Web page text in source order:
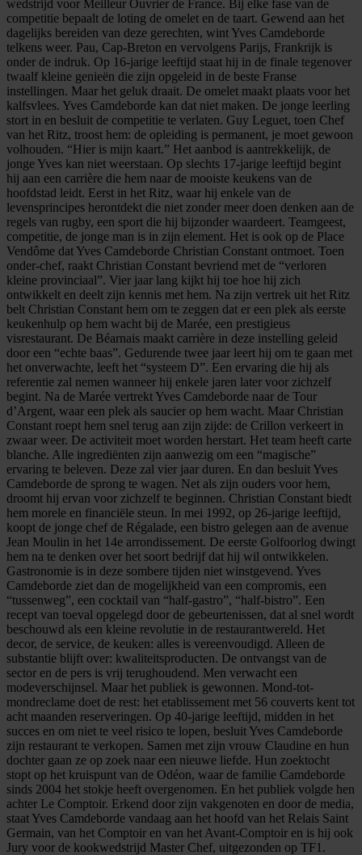
wedstrijd voor Meilleur Ouvrier de France. Bij elke fase van de
competitie bepaalt de loting de omelet en de taart. Gewend aan het
dagelijks bereiden van deze gerechten, wint Yves Camdeborde
telkens weer. Pau, Cap-Breton en vervolgens Parijs, Frankrijk is
onder de indruk. Op 16-jarige leeftijd staat hij in de finale tegenover
twaalf kleine genieën die zijn opgeleid in de beste Franse
instellingen. Maar het geluk draait. De omelet maakt plaats voor het
kalfsvlees. Yves Camdeborde kan dat niet maken. De jonge leerling
stort in en besluit de competitie te verlaten. Guy Leguet, toen Chef
van het Ritz, troost hem: de opleiding is permanent, je moet gewoon
volhouden. “Hier is mijn kaart.” Het aanbod is aantrekkelijk, de
jonge Yves kan niet weerstaan. Op slechts 17-jarige leeftijd begint
hij aan een carrière die hem naar de mooiste keukens van de
hoofdstad leidt. Eerst in het Ritz, waar hij enkele van de
levensprincipes herontdekt die niet zonder meer doen denken aan de
regels van rugby, een sport die hij bijzonder waardeert. Teamgeest,
competitie, de jonge man is in zijn element. Het is ook op de Place
Vendôme dat Yves Camdeborde Christian Constant ontmoet. Toen
onder-chef, raakt Christian Constant bevriend met de “verloren
kleine provinciaal”. Vier jaar lang kijkt hij toe hoe hij zich
ontwikkelt en deelt zijn kennis met hem. Na zijn vertrek uit het Ritz
belt Christian Constant hem om te zeggen dat er een plek als eerste
keukenhulp op hem wacht bij de Marée, een prestigieus
visrestaurant. De Béarnais maakt carrière in deze instelling geleid
door een “echte baas”. Gedurende twee jaar leert hij om te gaan met
het onverwachte, leeft het “systeem D”. Een ervaring die hij als
referentie zal nemen wanneer hij enkele jaren later voor zichzelf
begint. Na de Marée vertrekt Yves Camdeborde naar de Tour
d’Argent, waar een plek als saucier op hem wacht. Maar Christian
Constant roept hem snel terug aan zijn zijde: de Crillon verkeert in
zwaar weer. De activiteit moet worden herstart. Het team heeft carte
blanche. Alle ingrediënten zijn aanwezig om een “magische”
ervaring te beleven. Deze zal vier jaar duren. En dan besluit Yves
Camdeborde de sprong te wagen. Net als zijn ouders voor hem,
droomt hij ervan voor zichzelf te beginnen. Christian Constant biedt
hem morele en financiële steun. In mei 1992, op 26-jarige leeftijd,
koopt de jonge chef de Régalade, een bistro gelegen aan de avenue
Jean Moulin in het 14e arrondissement. De eerste Golfoorlog dwingt
hem na te denken over het soort bedrijf dat hij wil ontwikkelen.
Gastronomie is in deze sombere tijden niet winstgevend. Yves
Camdeborde ziet dan de mogelijkheid van een compromis, een
“tussenweg”, een cocktail van “half-gastro”, “half-bistro”. Een
recept van toeval opgelegd door de gebeurtenissen, dat al snel wordt
beschouwd als een kleine revolutie in de restaurantwereld. Het
decor, de service, de keuken: alles is vereenvoudigd. Alleen de
substantie blijft over: kwaliteitsproducten. De ontvangst van de
sector en de pers is vrij terughoudend. Men verwacht een
modeverschijnsel. Maar het publiek is gewonnen. Mond-tot-
mondreclame doet de rest: het etablissement met 56 couverts kent tot
acht maanden reserveringen. Op 40-jarige leeftijd, midden in het
succes en om niet te veel risico te lopen, besluit Yves Camdeborde
zijn restaurant te verkopen. Samen met zijn vrouw Claudine en hun
dochter gaan ze op zoek naar een nieuwe liefde. Hun zoektocht
stopt op het kruispunt van de Odéon, waar de familie Camdeborde
sinds 2004 het stokje heeft overgenomen. En het publiek volgde hen
achter Le Comptoir. Erkend door zijn vakgenoten en door de media,
staat Yves Camdeborde vandaag aan het hoofd van het Relais Saint
Germain, van het Comptoir en van het Avant-Comptoir en is hij ook
Jury voor de kookwedstrijd Master Chef, uitgezonden op TF1.